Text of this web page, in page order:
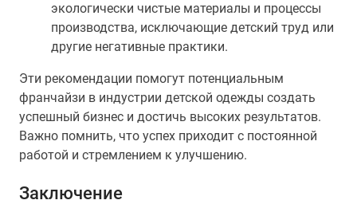
экологически чистые материалы и процессы
производства, исключающие детский труд или
другие негативные практики.
Эти рекомендации помогут потенциальным
франчайзи в индустрии детской одежды создать
успешный бизнес и достичь высоких результатов.
Важно помнить, что успех приходит с постоянной
работой и стремлением к улучшению.
Заключение